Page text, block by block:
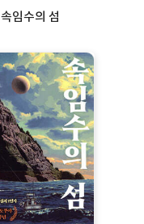
속임수의 섬